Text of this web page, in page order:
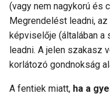
(vagy nem nagykorú és
Megrendelést leadni,
képviselője (általában a
leadni. A jelen szakasz
korlátozó gondnokság
A fentiek miatt, ha a